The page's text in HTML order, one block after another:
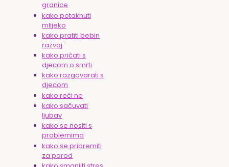
granice
kako potaknuti
mlijeko
kako pratiti bebin
razvoj
kako pričati s
djecom o smrti
kako razgovarati s
djecom
kako reći ne
kako sačuvati
ljubav
kako se nositi s
problemima
kako se pripremiti
za porod